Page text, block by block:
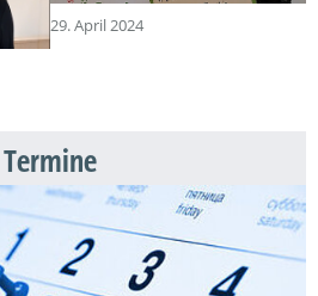
29. April 2024
Termine